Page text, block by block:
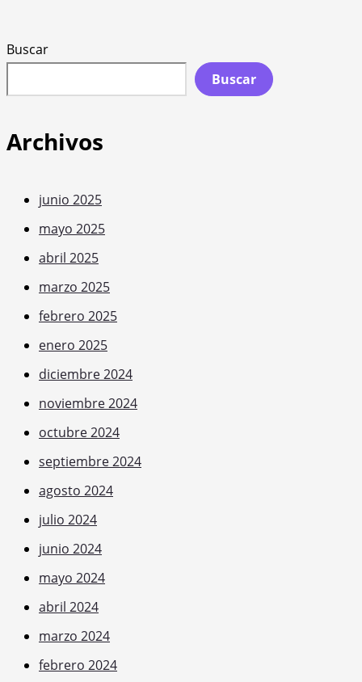
Buscar
Buscar
Archivos
junio 2025
mayo 2025
abril 2025
marzo 2025
febrero 2025
enero 2025
diciembre 2024
noviembre 2024
octubre 2024
septiembre 2024
agosto 2024
julio 2024
junio 2024
mayo 2024
abril 2024
marzo 2024
febrero 2024